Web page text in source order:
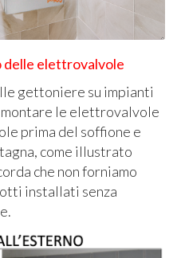
delle elettrovalvole
gettoniere su impianti
le elettrovalvole
prima del soffione e
come illustrato
che non forniamo
installati senza